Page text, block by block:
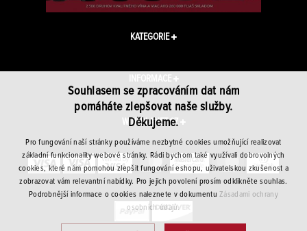
KATEGORIE
INFORMACE
WINEPLANET.CZ
Souhlasem se zpracováním dat nám
pomáháte zlepšovat naše služby.
Děkujeme.
Pro fungování naší stránky používáme nezbytné cookies umožňující realizovat
základní funkcionality webové stránky. Rádi bychom také využívali dobrovolných
cookies, které nám pomohou zlepšit fungování eshopu, uživatelskou zkušenost a
zobrazovat vám relevantní nabídky. Pro jejich povolení prosím odklikněte souhlas.
Podrobnější informace o cookies naleznete v dokumentuZásadami ochrany
osobních údajů.